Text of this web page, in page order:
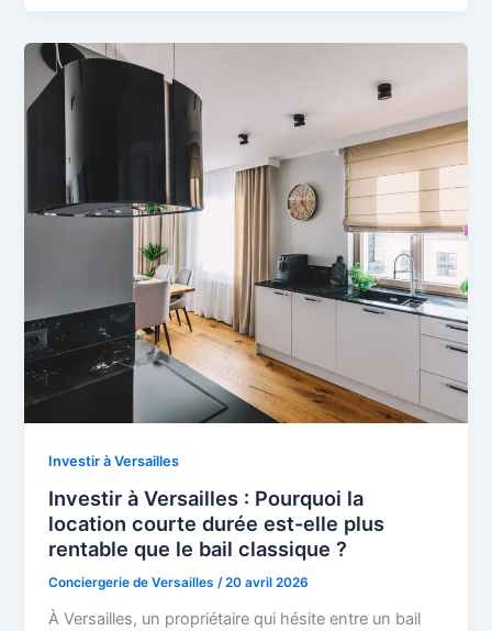
Investir à Versailles
Investir à Versailles : Pourquoi la
location courte durée est-elle plus
rentable que le bail classique ?
Conciergerie de Versailles/20 avril 2026
À Versailles, un propriétaire qui hésite entre un bail